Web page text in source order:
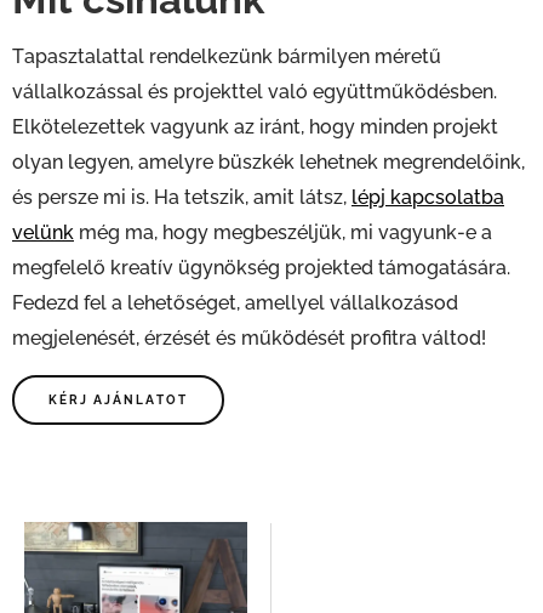
Tapasztalattal rendelkezünk bármilyen méretű
vállalkozással és projekttel való együttműködésben.
Elkötelezettek vagyunk az iránt, hogy minden projekt
olyan legyen, amelyre büszkék lehetnek megrendelőink,
és persze mi is. Ha tetszik, amit látsz, lépj kapcsolatba
velünk még ma, hogy megbeszéljük, mi vagyunk-e a
megfelelő kreatív ügynökség projekted támogatására.
Fedezd fel a lehetőséget, amellyel vállalkozásod
megjelenését, érzését és működését profitra váltod!
KÉRJ AJÁNLATOT